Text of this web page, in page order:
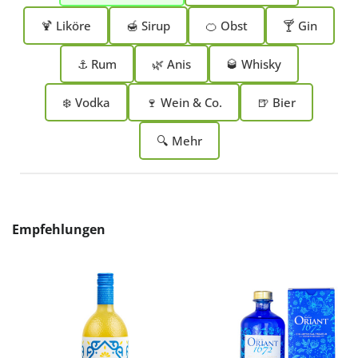
🍹 Liköre 🍯 Sirup 🍊 Obst 🍸 Gin
⚓ Rum 🌿 Anis 🥃 Whisky
❄️ Vodka 🍷 Wein & Co. 🍺 Bier
🔍 Mehr
Produktgalerie überspringen
Empfehlungen